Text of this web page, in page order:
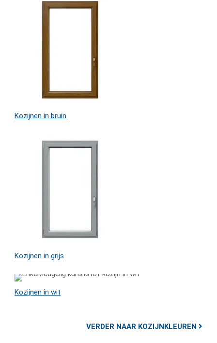
Kozijnen in bruin
Kozijnen in grijs
Kozijnen in wit
VERDER NAAR KOZIJNKLEUREN